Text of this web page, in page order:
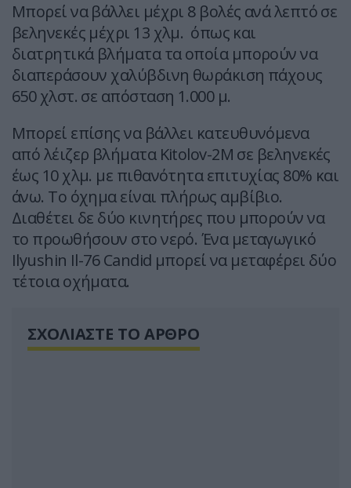
Μπορεί να βάλλει μέχρι 8 βολές ανά λεπτό σε
βεληνεκές μέχρι 13 χλμ. όπως και
διατρητικά βλήματα τα οποία μπορούν να
διαπεράσουν χαλύβδινη θωράκιση πάχους
650 χλστ. σε απόσταση 1.000 μ.
Μπορεί επίσης να βάλλει κατευθυνόμενα
από λέιζερ βλήματα Kitolov-2M σε βεληνεκές
έως 10 χλμ. με πιθανότητα επιτυχίας 80% και
άνω. Το όχημα είναι πλήρως αμβίβιο.
Διαθέτει δε δύο κινητήρες που μπορούν να
το προωθήσουν στο νερό. Ένα μεταγωγικό
Ilyushin Il-76 Candid μπορεί να μεταφέρει δύο
τέτοια οχήματα.
ΣΧΟΛΙΑΣΤΕ ΤΟ ΑΡΘΡΟ